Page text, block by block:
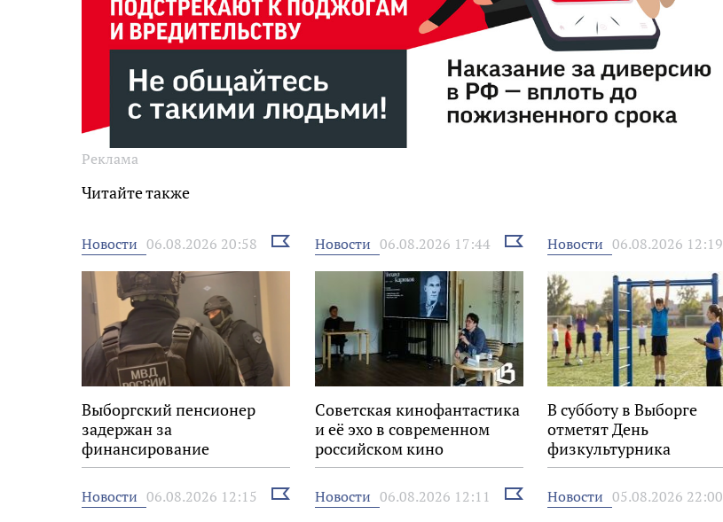
Реклама
Читайте также
Новости 06.08.2026 20:58
Выбрать
новость
Выборгский пенсионер
задержан за
финансирование
экстремизма
Новости 06.08.2026 17:44
Выбрать
новость
Советская кинофантастика
и её эхо в современном
российском кино
Новости 06.08.2026 12:19
В субботу в Выборге
отметят День
физкультурника
Новости 06.08.2026 12:15
Выбрать
новость
Новости 06.08.2026 12:11
Выбрать
новость
Новости 05.08.2026 22:00